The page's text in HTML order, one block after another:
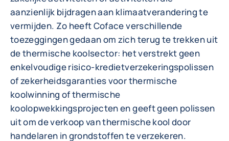
aanzienlijk bijdragen aan klimaatverandering te
vermijden. Zo heeft Coface verschillende
toezeggingen gedaan om zich terug te trekken uit
de thermische koolsector: het verstrekt geen
enkelvoudige risico-kredietverzekeringspolissen
of zekerheidsgaranties voor thermische
koolwinning of thermische
koolopwekkingsprojecten en geeft geen polissen
uit om de verkoop van thermische kool door
handelaren in grondstoffen te verzekeren.